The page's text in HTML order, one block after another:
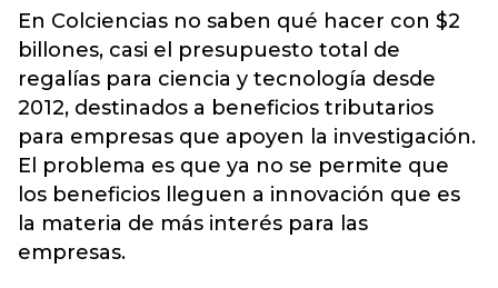
En Colciencias no saben qué hacer con $2
billones, casi el presupuesto total de
regalías para ciencia y tecnología desde
2012, destinados a beneficios tributarios
para empresas que apoyen la investigación.
El problema es que ya no se permite que
los beneficios lleguen a innovación que es
la materia de más interés para las
empresas.